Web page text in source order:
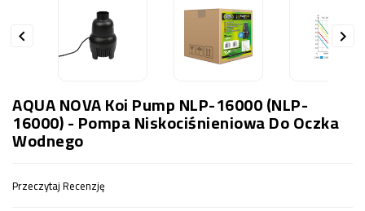
 
AQUA NOVA Koi Pump NLP-16000 (NLP-
16000) - Pompa Niskociśnieniowa Do Oczka
Wodnego
Przeczytaj Recenzję